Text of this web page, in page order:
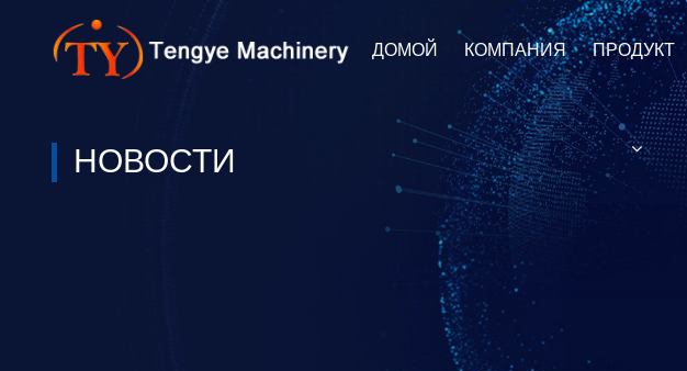
ДОМОЙ КОМПАНИЯ ПРОДУКТ
НОВОСТИ